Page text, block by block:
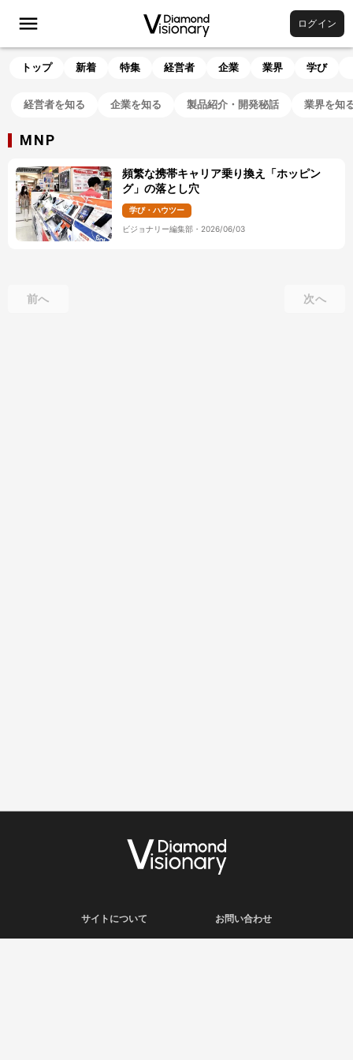
ログイン
トップ 新着 特集 経営者 企業 業界 学び
経営者を知る 企業を知る 製品紹介・開発秘話 業界を知
MNP
頻繁な携帯キャリア乗り換え「ホッピン
グ」の落とし穴
学び・ハウツー
ビジョナリー編集部・ 2026/06/03
前へ 次へ
サイトについて お問い合わせ